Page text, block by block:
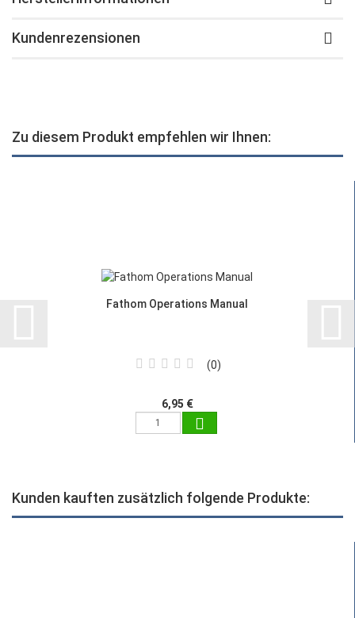
Kundenrezensionen
Zu diesem Produkt empfehlen wir Ihnen:
Fathom Operations Manual
0
6,95 €
Kunden kauften zusätzlich folgende Produkte: